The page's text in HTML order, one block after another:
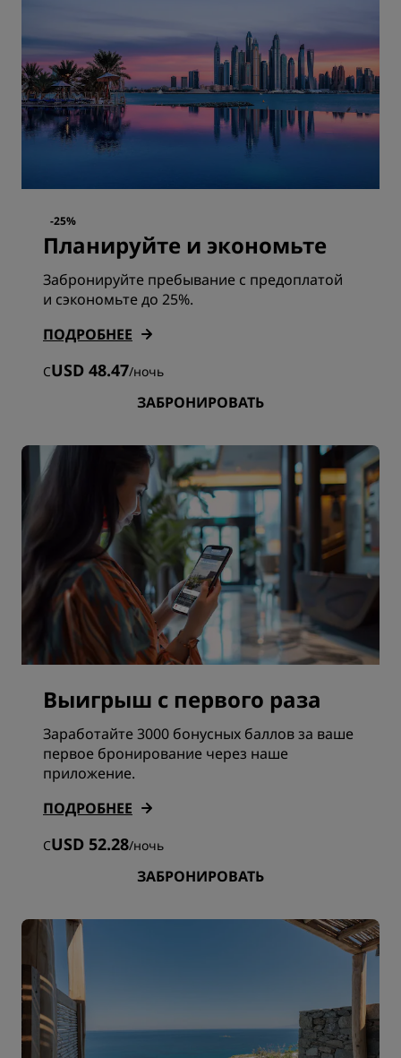
-25%
Планируйте и экономьте
Забронируйте пребывание с предоплатой
и сэкономьте до 25%.
ПОДРОБНЕЕ
СUSD 48.47/ночь
ЗАБРОНИРОВАТЬ
Выигрыш с первого раза
Заработайте 3000 бонусных баллов за ваше
первое бронирование через наше
приложение.
ПОДРОБНЕЕ
СUSD 52.28/ночь
ЗАБРОНИРОВАТЬ